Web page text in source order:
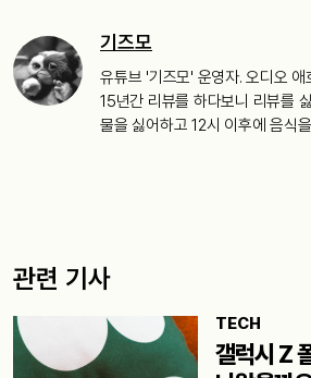
기즈모
유튜브 '기즈모' 운영자. 오디오 애
15년간 리뷰를 하다보니 리뷰를
물을 싫어하고 12시 이후에 음식
관련 기사
TECH
갤럭시 Z